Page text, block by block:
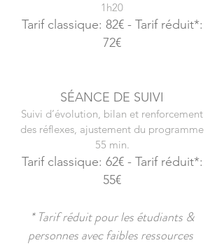
1h20
Tarifclassique: 82€ - Tarif réduit*:
72€
SÉANCE DE SUIVI
Suivi d’évolution, bilan et renforcement
des réflexes, ajustement du programme
55 min.
Tarifclassique: 62€ - Tarif réduit*:
55€
* Tarif réduit pour les étudiants &
personnes avec faibles ressources